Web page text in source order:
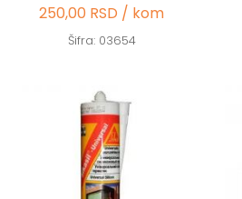
250,00 RSD / kom
Šifra: 03654